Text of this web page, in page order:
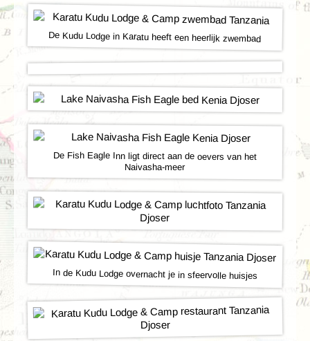
De Kudu Lodge in Karatu heeft een heerlijk zwembad
De Fish Eagle Inn ligt direct aan de oevers van het
Naivasha-meer
In de Kudu Lodge overnacht je in sfeervolle huisjes